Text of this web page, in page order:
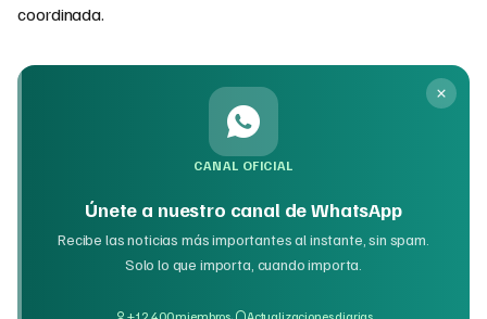
coordinada.
CANAL OFICIAL
Únete a nuestro canal de WhatsApp
Recibe las noticias más importantes al instante, sin spam.
Solo lo que importa, cuando importa.